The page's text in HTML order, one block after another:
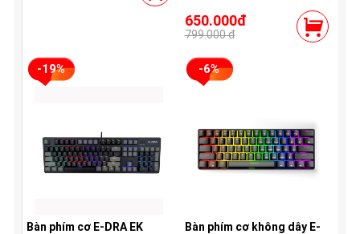
650.000đ
799.000 đ
-19%
Bàn phím cơ E-DRA EK
-6%
Bàn phím cơ không dây E-